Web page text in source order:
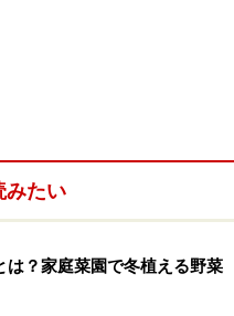
みたい
は？家庭菜園で冬植える野菜